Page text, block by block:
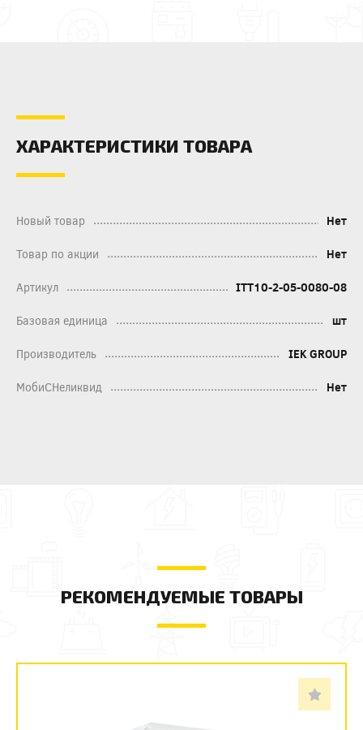
ХАРАКТЕРИСТИКИ ТОВАРА
Новый товар Нет
Товар по акции Нет
Артикул ITT10-2-05-0080-08
Базовая единица шт
Производитель IEK GROUP
МобиСНеликвид Нет
РЕКОМЕНДУЕМЫЕ ТОВАРЫ